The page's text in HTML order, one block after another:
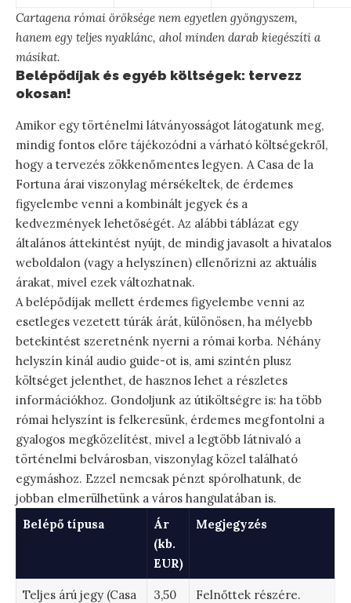
Cartagena római öröksége nem egyetlen gyöngyszem,
hanem egy teljes nyaklánc, ahol minden darab kiegészíti a
másikat.
Belépődíjak és egyéb költségek: tervezz
okosan!
Amikor egy történelmi látványosságot látogatunk meg,
mindig fontos előre tájékozódni a várható költségekről,
hogy a tervezés zökkenőmentes legyen. A Casa de la
Fortuna árai viszonylag mérsékeltek, de érdemes
figyelembe venni a kombinált jegyek és a
kedvezmények lehetőségét. Az alábbi táblázat egy
általános áttekintést nyújt, de mindig javasolt a hivatalos
weboldalon (vagy a helyszínen) ellenőrizni az aktuális
árakat, mivel ezek változhatnak.
A belépődíjak mellett érdemes figyelembe venni az
esetleges vezetett túrák árát, különösen, ha mélyebb
betekintést szeretnénk nyerni a római korba. Néhány
helyszín kínál audio guide-ot is, ami szintén plusz
költséget jelenthet, de hasznos lehet a részletes
információkhoz. Gondoljunk az útiköltségre is: ha több
római helyszínt is felkeresünk, érdemes megfontolni a
gyalogos megközelítést, mivel a legtöbb látnivaló a
történelmi belvárosban, viszonylag közel található
egymáshoz. Ezzel nemcsak pénzt spórolhatunk, de
jobban elmerülhetünk a város hangulatában is.
Belépő típusa
Ár
(kb.
EUR)
Megjegyzés
Teljes árú jegy (Casa
3,50 Felnőttek részére.